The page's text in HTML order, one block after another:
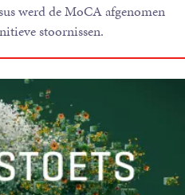
werd de MoCA afgenomen
stoornissen.